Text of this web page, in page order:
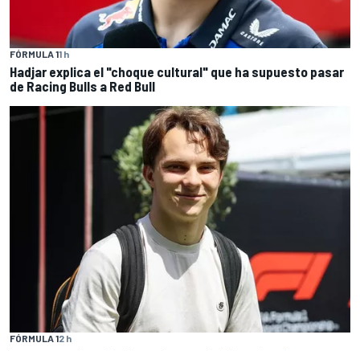
FÓRMULA 11 h
Hadjar explica el "choque cultural" que ha supuesto pasar
de Racing Bulls a Red Bull
FÓRMULA 12 h